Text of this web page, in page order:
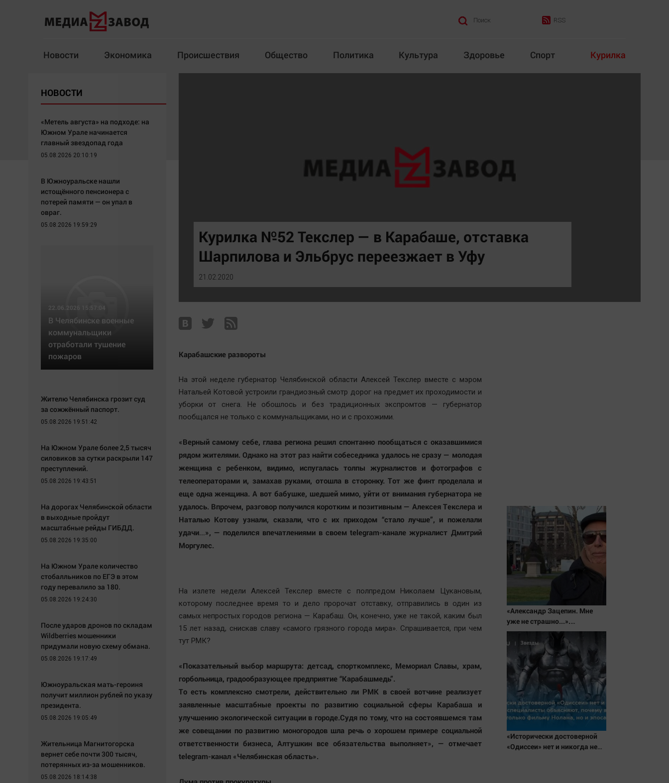
Поиск RSS
Новости Экономика Происшествия Общество Политика Культура Здоровье Спорт Курилка
Здоровье Спорт
Архив
Наша победа
Общество
Политика
Экономика
Технологии
Медиаграмотность
Челябинск космический
Другие рубрики
English version
Online-консультация
Вкусное
Гороскоп
ЖКХ
Интервью
Отдых
Персона
Светская жизнь
Тенденции
Курилка №52 Текслер — в Карабаше, отставка
Шарпилова и Эльбрус переезжает в Уфу
21.02.2020
Карабашские развороты
На этой неделе губернатор Челябинской области Алексей Текслер вместе с мэром
Натальей Котовой устроили грандиозный смотр дорог на предмет их проходимости и
уборки от снега. Не обошлось и без традиционных экспромтов — губернатор
пообщался не только с коммунальщиками, но и с прохожими.
«Верный самому себе, глава региона решил спонтанно пообщаться с оказавшимися
рядом жителями. Однако на этот раз найти собеседника удалось не сразу — молодая
женщина с ребенком, видимо, испугалась толпы журналистов и фотографов с
телеоператорами и, замахав руками, отошла в сторонку. Тот же финт проделала и
еще одна женщина. А вот бабушке, шедшей мимо, уйти от внимания губернатора не
удалось. Впрочем, разговор получился коротким и позитивным — Алексея Текслера и
Наталью Котову узнали, сказали, что с их приходом “стало лучше”, и пожелали
удачи…», — поделился впечатлениями в своем telegram-канале журналист Дмитрий
Моргулес.
На излете недели Алексей Текслер вместе с полпредом Николаем Цукановым,
которому последнее время то и дело пророчат отставку, отправились в один из
самых непростых городов региона — Карабаш. Он, конечно, уже не такой, каким был
15 лет назад, снискав славу «самого грязного города мира». Спрашивается, при чем
тут РМК?
«Показательный выбор маршрута: детсад, спорткомплекс, Мемориал Славы, храм,
горбольница, градообразующее предприятие “Карабашмедь”.
То есть комплексно смотрели, действительно ли РМК в своей вотчине реализует
заявленные масштабные проекты по развитию социальной сферы Карабаша и
улучшению экологической ситуации в городе.Судя по тому, что на состоявшемся там
же совещании по развитию моногородов шла речь о хорошем примере социальной
ответственности бизнеса, Алтушкин все обязательства выполняет», — отмечает
telegram-канал «Челябинская область».
«Александр Зацепин. Мне
уже не страшно...».
Документальный фильм
«Исторически достоверной
«Одиссеи» нет и никогда не
НОВОСТИ
«Метель августа» на подходе: на
Южном Урале начинается
главный звездопад года
05.08.2026 20:10:19
В Южноуральске нашли
истощённого пенсионера с
потерей памяти — он упал в
овраг.
05.08.2026 19:59:29
22.06.2026 15:57:04
В Челябинске военные
коммунальщики
отработали тушение
пожаров
Жителю Челябинска грозит суд
за сожжённый паспорт.
05.08.2026 19:51:42
На Южном Урале более 2,5 тысяч
силовиков за сутки раскрыли 147
преступлений.
05.08.2026 19:43:51
На дорогах Челябинской области
в выходные пройдут
масштабные рейды ГИБДД.
05.08.2026 19:35:00
На Южном Урале количество
стобалльников по ЕГЭ в этом
году перевалило за 180.
05.08.2026 19:24:30
После ударов дронов по складам
Wildberries мошенники
придумали новую схему обмана.
05.08.2026 19:17:49
Южноуральская мать-героиня
получит миллион рублей по указу
президента.
05.08.2026 19:05:49
Жительница Магнитогорска
вернет себе почти 300 тысяч,
потерянных из-за мошенников.
05.08.2026 18:14:38